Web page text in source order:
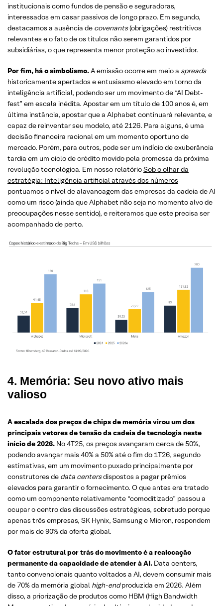
institucionais como fundos de pensão e seguradoras,
interessados em casar passivos de longo prazo. Em segundo,
destacamos a ausência de covenants(obrigações) restritivos
relevantes e o fato de os títulos não serem garantidos por
subsidiárias, o que representa menor proteção ao investidor.
Por fim, há o simbolismo.A emissão ocorre em meio a spreads
historicamente apertados e entusiasmo elevado em torno da
inteligência artificial, podendo ser um movimento de “AI Debt-
fest” em escala inédita. Apostar em um título de 100 anos é, em
última instância, apostar que a Alphabet continuará relevante, e
capaz de reinventar seu modelo, até 2126. Para alguns, é uma
decisão financeira racional em um momento oportuno de
mercado. Porém, para outros, pode ser um indício de exuberância
tardia em um ciclo de crédito movido pela promessa da próxima
revolução tecnológica. Em nosso relatórioSob o olhar da
estratégia: Inteligência artificial através dos números
pontuamos o nível de alavancagem das empresas da cadeia de AI
como um risco (ainda que Alphabet não seja no momento alvo de
preocupações nesse sentido), e reiteramos que este precisa ser
acompanhado de perto.
4. Memória: Seu novo ativo mais
valioso
A escalada dos preços de chips de memória virou um dos
principais vetores de tensão da cadeia de tecnologia neste
início de 2026. No 4T25, os preços avançaram cerca de 50%,
podendo avançar mais 40% a 50% até o fim do 1T26, segundo
estimativas, em um movimento puxado principalmente por
construtores de data centersdispostos a pagar prêmios
elevados para garantir o fornecimento. O que antes era tratado
como um componente relativamente “comoditizado” passou a
ocupar o centro das discussões estratégicas, sobretudo porque
apenas três empresas, SK Hynix, Samsung e Micron, respondem
por mais de 90% da oferta global.
O fator estrutural por trás do movimento é a realocação
permanente da capacidade de atender à AI. Data centers,
tanto convencionais quanto voltados a AI, devem consumir mais
de 70% da memória global high-endproduzida em 2026. Além
disso, a priorização de produtos como HBM (High Bandwidth